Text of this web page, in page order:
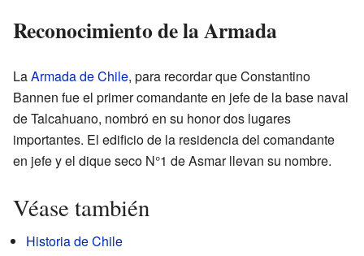
Reconocimiento de la Armada
LaArmada de Chile, para recordar que Constantino
Bannen fue el primer comandante en jefe de la base naval
de Talcahuano, nombró en su honor dos lugares
importantes. El edificio de la residencia del comandante
en jefe y el dique seco N°1 de Asmar llevan su nombre.
Véase también
Historia de Chile